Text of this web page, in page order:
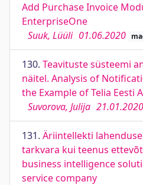
Add Purchase Invoice
EnterpriseOne
Suuk, Lüüli 01.06.2020
130. Teavituste süsteemi
näitel. Analysis of
the Example of Telia Eesti
Suvorova, Julija 21.01.2020
131. Äriintellekti
tarkvara kui teenus
business intelligence
service company